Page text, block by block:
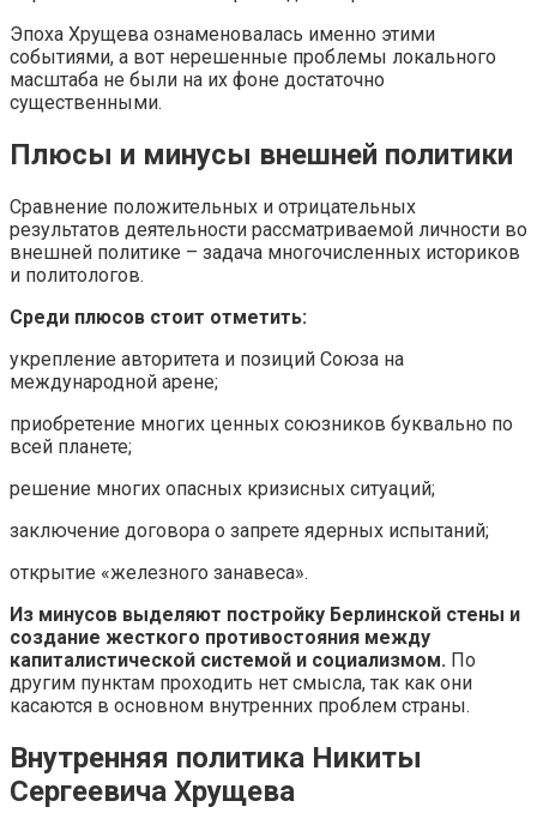
Эпоха Хрущева ознаменовалась именно этими
событиями, а вот нерешенные проблемы локального
масштаба не были на их фоне достаточно
существенными.
Плюсы и минусы внешней политики
Сравнение положительных и отрицательных
результатов деятельности рассматриваемой личности во
внешней политике – задача многочисленных историков
и политологов.
Среди плюсов стоит отметить:
укрепление авторитета и позиций Союза на
международной арене;
приобретение многих ценных союзников буквально по
всей планете;
решение многих опасных кризисных ситуаций;
заключение договора о запрете ядерных испытаний;
открытие «железного занавеса».
Из минусов выделяют постройку Берлинской стены и
создание жесткого противостояния между
капиталистической системой и социализмом. По
другим пунктам проходить нет смысла, так как они
касаются в основном внутренних проблем страны.
Внутренняя политика Никиты
Сергеевича Хрущева